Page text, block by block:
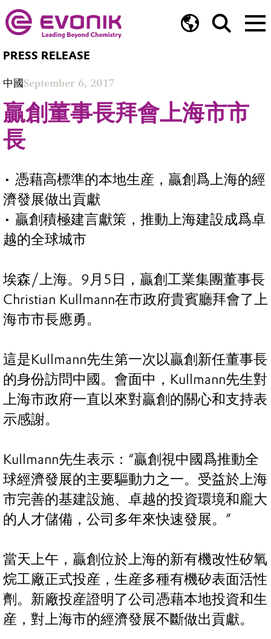
PRESS RELEASE
中國September 6, 2017
贏創董事長拜會上海市市
長
• 憑藉高標準的本地生産，贏創爲上海的經
濟發展做出貢獻
• 贏創積極建言獻策，推動上海建設成爲卓
越的全球城市
埃森/上海。9月5日，贏創工業集團董事長
Christian Kullmann在市政府貴賓廳拜會了上
海市市長應勇。
這是Kullmann先生第一次以贏創新任董事長
的身份訪問中國。會面中，Kullmann先生對
上海市政府一直以來對贏創的關心和支持表
示感謝。
Kullmann先生表示：“贏創視中國爲推動全
球經濟發展的主要驅動力之一。受益於上海
市完善的基建設施、卓越的投資環境和龐大
的人才儲備，公司多年來快速發展。”
當天上午，贏創位於上海的新有機改性矽氧
烷工廠正式投産，生産多種有機矽表面活性
劑。新廠投産證明了公司憑藉本地投資和生
産，對上海市的經濟發展不斷做出貢獻。